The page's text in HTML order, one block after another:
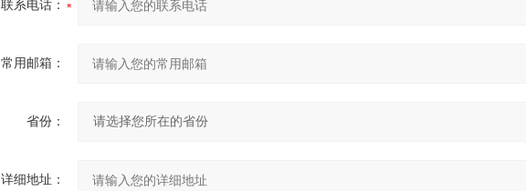
联系电话：
常用邮箱：
省份：
详细地址：